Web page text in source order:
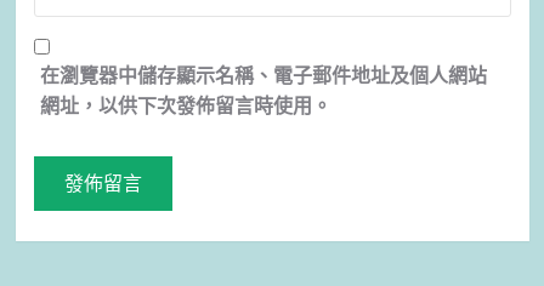
在瀏覽器中儲存顯示名稱、電子郵件地址及個人網站
網址，以供下次發佈留言時使用。